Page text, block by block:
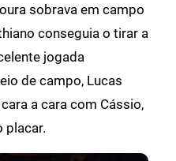
sobrava em campo
conseguia o tirar a
jogada
de campo, Lucas
a cara com Cássio,
placar.